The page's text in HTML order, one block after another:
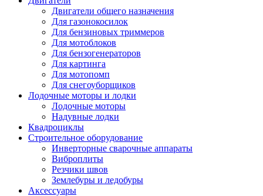
Двигатели общего назначения
Для газонокосилок
Для бензиновых триммеров
Для мотоблоков
Для бензогенераторов
Для картинга
Для мотопомп
Для снегоуборщиков
Лодочные моторы и лодки
Лодочные моторы
Надувные лодки
Квадроциклы
Строительное оборудование
Инверторные сварочные аппараты
Виброплиты
Резчики швов
Землебуры и ледобуры
Аксессуары